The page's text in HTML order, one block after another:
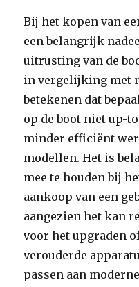
Bij het kopen van
een belangrijk
uitrusting van de
in vergelijking met
betekenen dat
op de boot niet up-
minder efficiënt
modellen. Het is
mee te houden bij
aankoop van een
aangezien het kan
voor het upgraden
verouderde
passen aan